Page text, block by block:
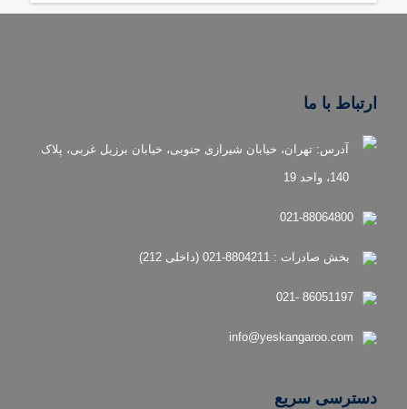
ارتباط با ما
آدرس: تهران، خیابان شیرازی جنوبی، خیابان برزیل غربی، پلاک
140، واحد 19
021-88064800
بخش صادرات : 8804211-021 (داخلی 212)
86051197 -021
info@yeskangaroo.com
دسترسی سریع